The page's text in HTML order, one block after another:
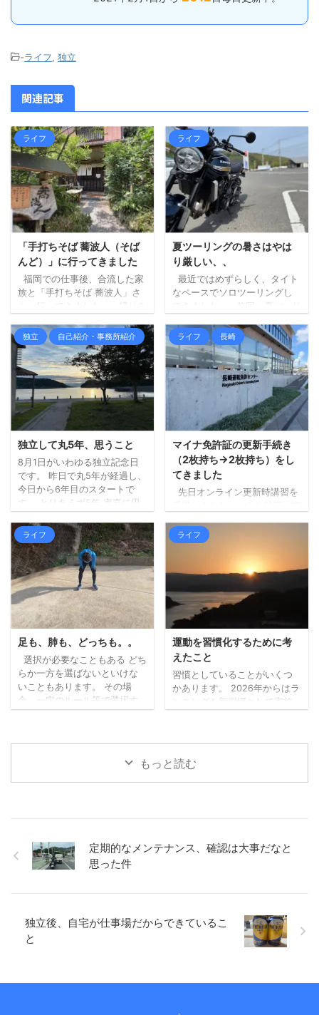
-ライフ, 独立
関連記事
ライフ
「手打ちそば 蕎波人（そば
んど）」に行ってきました
福岡での仕事後、合流した家
族と「手打ちそば 蕎波人」さ
んへ行ってきました。 帰りを
ばでも食べて帰ろうというこ
とになり、妻にお店を探して
もらいました（大抵妻に探し
てもらいます）。 蕎波人さん
は三瀬のお店ではないのです
が（福岡県早良区）、良さそ
うなお店の中から、到着予定
がちょうどよかったのも決め
手になりました。 詳しく調べ
のようで、すでに受付を済ま
せて待機している人ばかりで
した。 ひとまず ...
ライフ
夏ツーリングの暑さはやは
り厳しい、、
最近ではめずらしく、タイト
なペースでソロツーリングし
てきました。 前回、夏ツーリ
はず、という記事を書きまし
たが、最初に掲げた「ずら
す」が中途半端だったため
に、暑さはどうにもなりませ
んでした。。 ちょっと前にベ
ストタイプのジャケットを新
調したので、それも試してみ
ましたが、個人の感想としま
しては、「幾分マシではある
ものの暑いもんは暑い！」と
いう結果となりました。 エン
ジンの排熱と日差しで、暑さ
（熱さ）が上からも下からも
なので。 山間部は涼しく ...
独立 自己紹介・事務所紹介
独立して丸5年、思うこと
8月1日がいわゆる独立記念日
です。 昨日で丸5年が経過し、
今日から6年目のスタートで
す。 とりあえず5年 率直に思
活できている、よかった！と
いう感じでしょうか。 0スター
トではなかったものの、十分
に生活できるかというと心許
ない感じでしたし、ちゃんと
生活している保証はなかった
わけですからね。 そして、大
きな病気や怪我等もなく、無
事生活できたことに感謝で
い 正直なところ思い描いたカ
タチになっているわけではあ
りません。 むしろ思ったとお
ライフ 長崎
マイナ免許証の更新手続き
（2枚持ち→2枚持ち）をし
てきました
先日オンライン更新時講習を
に行ってきました。 （行こう
と思った日が閉庁日だったり
で、行けずにおりまし
た。。）。 私は免許更新前に
マイナ免許証の2枚持ちに切り
替えていましたので、2枚持ち
→2枚持ちの更新手続きです。
今回の受付時にも、免許を3つ
から選ぶことや、私の場合、
次も2枚持ちにするかなど、事
前に確認がありました。 受付
時間前に待機する場所で（10
人ずつ受付）、係の方から
「次の免許証をマイナ免許 ...
ライフ
足も、肺も、どっちも。。
選択が必要なこともある どち
らか一方を選ばないといけな
いこともあります。 その場
合、一定のルール等で選択す
（宇宙兄弟より）など、自分
れません。 どちらかではな
く、できるならどっちも た
何でも、というのとは違いま
すが、どちらも試してみない
ライフ
運動を習慣化するために考
えたこと
習慣としていることがいくつ
かあります。 2026年からはラ
ンニングも新習慣として実施
中で、運動の習慣化は特に難
しいという話題になったの
で、習慣化するために考えた
ことなど書いてみます。 小さ
おいても、すぐ取り掛かれな
を通すとか、小さくスタート
を ...
もっと読む
定期的なメンテナンス、確認は大事だなと
思った件
独立後、自宅が仕事場だからできているこ
と